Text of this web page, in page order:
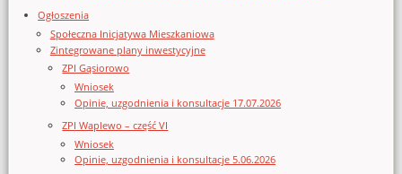
Ogłoszenia
Społeczna Inicjatywa Mieszkaniowa
Zintegrowane plany inwestycyjne
ZPI Gąsiorowo
Wniosek
Opinie, uzgodnienia i konsultacje 17.07.2026
ZPI Waplewo – część VI
Wniosek
Opinie, uzgodnienia i konsultacje 5.06.2026